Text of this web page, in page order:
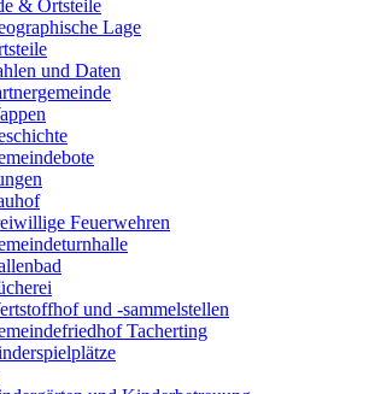
& Ortsteile
Lage
und Daten
Feuerwehren
und -sammelstellen
Tacherting